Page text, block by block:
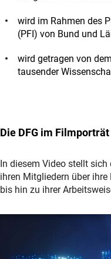
wird im Rahmen des
(PFI) von Bund und
wird getragen von
tausender
Die DFG im Filmporträt
In diesem Video stellt
ihren Mitgliedern über
bis hin zu ihrer